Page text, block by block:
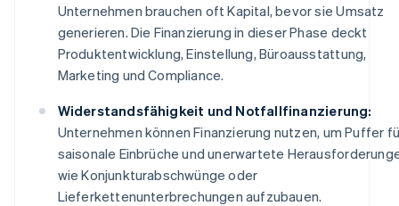
Unternehmen brauchen oft Kapital, bevor sie Umsatz
generieren. Die Finanzierung in dieser Phase deckt
Produktentwicklung, Einstellung, Büroausstattung,
Marketing und Compliance.
Widerstandsfähigkeit und Notfallfinanzierung:
Unternehmen können Finanzierung nutzen, um Puffer
saisonale Einbrüche und unerwartete
wie Konjunkturabschwünge oder
Lieferkettenunterbrechungen aufzubauen.